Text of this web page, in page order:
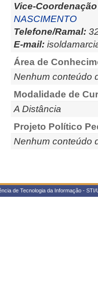
Vice-
NASCIMENTO
Telefone/Ramal:
E-mail:
Área de
Nenhum conteúdo
Modalidade de
A Distância
Projeto Político
Nenhum conteúdo
de Tecnologia da Informação -